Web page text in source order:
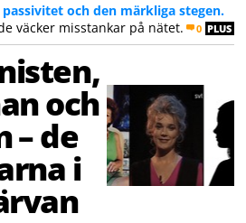
och den märkliga stegen.
väcker misstankar på nätet.
0 PLUS
och
– de
i